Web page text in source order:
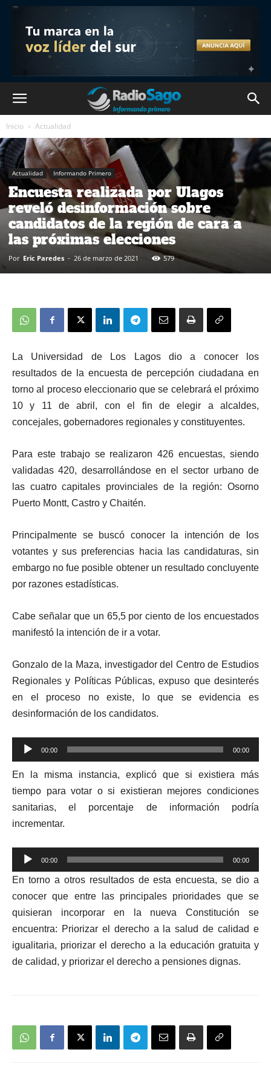
Inicio Actualidad
Actualidad Informando Primero
Encuesta realizada por Ulagos
reveló desinformación sobre
candidatos de la región de cara a
las próximas elecciones
Por Eric Paredes - 26 de marzo de 2021 579
La Universidad de Los Lagos dio a conocer los
resultados de la encuesta de percepción ciudadana en
torno al proceso eleccionario que se celebrará el próximo
10 y 11 de abril, con el fin de elegir a alcaldes,
concejales, gobernadores regionales y constituyentes.
Para este trabajo se realizaron 426 encuestas, siendo
validadas 420, desarrollándose en el sector urbano de
las cuatro capitales provinciales de la región: Osorno
Puerto Montt, Castro y Chaitén.
Principalmente se buscó conocer la intención de los
votantes y sus preferencias hacia las candidaturas, sin
embargo no fue posible obtener un resultado concluyente
por razones estadísticas.
Cabe señalar que un 65,5 por ciento de los encuestados
manifestó la intención de ir a votar.
Gonzalo de la Maza, investigador del Centro de Estudios
Regionales y Políticas Públicas, expuso que desinterés
en el proceso no existe, lo que se evidencia es
desinformación de los candidatos.
Reproductor
de
audio
00:00 00:00
En la misma instancia, explicó que si existiera más
tiempo para votar o si existieran mejores condiciones
sanitarias, el porcentaje de información podría
incrementar.
Reproductor
de
audio
00:00 00:00
En torno a otros resultados de esta encuesta, se dio a
conocer que entre las principales prioridades que se
quisieran incorporar en la nueva Constitución se
encuentra: Priorizar el derecho a la salud de calidad e
igualitaria, priorizar el derecho a la educación gratuita y
de calidad, y priorizar el derecho a pensiones dignas.